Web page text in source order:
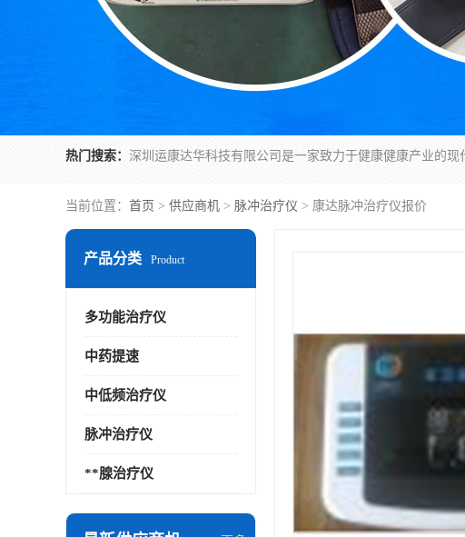
热门搜索：
当前位置： 首页 > 供应商机 > 脉冲治疗仪 > 康达脉冲治疗仪报价
产品分类 Product
多功能治疗仪
中药提速
中低频治疗仪
脉冲治疗仪
**腺治疗仪